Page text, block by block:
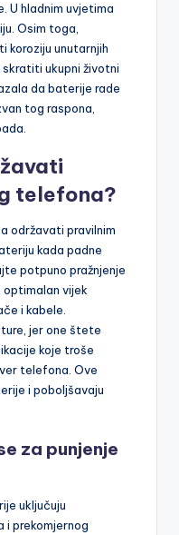
U hladnim uvjetima
Osim toga,
koroziju unutarnjih
ukupni životni
da baterije rade
tog raspona,
telefona?
održavati pravilnim
kada padne
potpuno pražnjenje
vijek
i kabele.
jer one štete
koje troše
telefona. Ove
i poboljšavaju
za punjenje
uključuju
i prekomjernog